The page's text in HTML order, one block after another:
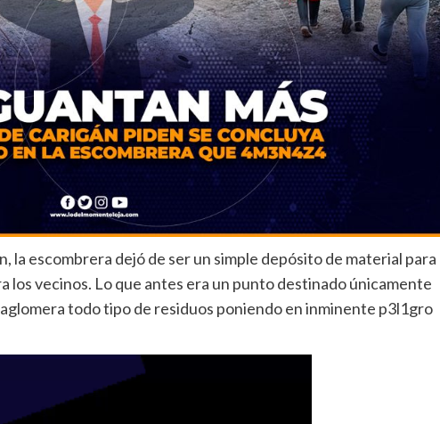
la escombrera dejó de ser un simple depósito de material para
los vecinos. Lo que antes era un punto destinado únicamente
todo tipo de residuos poniendo en inminente p3l1gro